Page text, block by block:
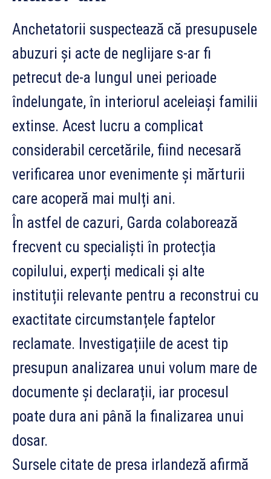
Anchetatorii suspectează că presupusele
abuzuri și acte de neglijare s-ar fi
petrecut de-a lungul unei perioade
îndelungate, în interiorul aceleiași familii
extinse. Acest lucru a complicat
considerabil cercetările, fiind necesară
verificarea unor evenimente și mărturii
care acoperă mai mulți ani.
În astfel de cazuri, Garda colaborează
frecvent cu specialiști în protecția
copilului, experți medicali și alte
instituții relevante pentru a reconstrui cu
exactitate circumstanțele faptelor
reclamate. Investigațiile de acest tip
presupun analizarea unui volum mare de
documente și declarații, iar procesul
poate dura ani până la finalizarea unui
dosar.
Sursele citate de presa irlandeză afirmă